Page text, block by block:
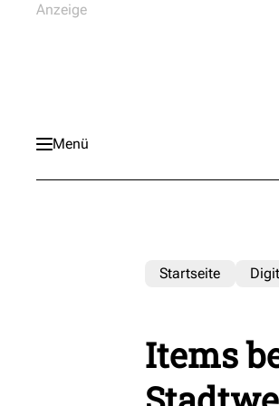
Menü
Startseite
Items